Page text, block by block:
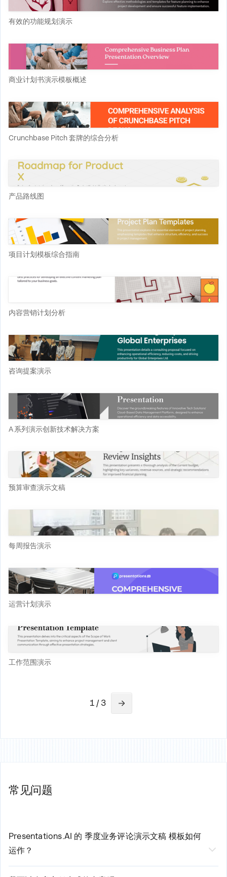
有效的功能规划演示
商业计划书演示模板概述
Crunchbase Pitch 套牌的综合分析
产品路线图
项目计划模板综合指南
内容营销计划分析
咨询提案演示
A 系列演示创新技术解决方案
预算审查演示文稿
每周报告演示
运营计划演示
工作范围演示
1 / 3
常见问题
Presentations.AI 的 季度业务评论演示文稿 模板如何
运作？
我们AI驱动的季度业务评论演示文稿模板通过三个